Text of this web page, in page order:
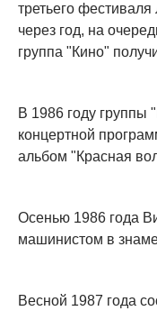
третьего фестиваля
через год, на
группа "Кино"
В 1986 году группы
концертной
альбом "Красная
Осенью 1986 года
машинистом в
Весной 1987 года